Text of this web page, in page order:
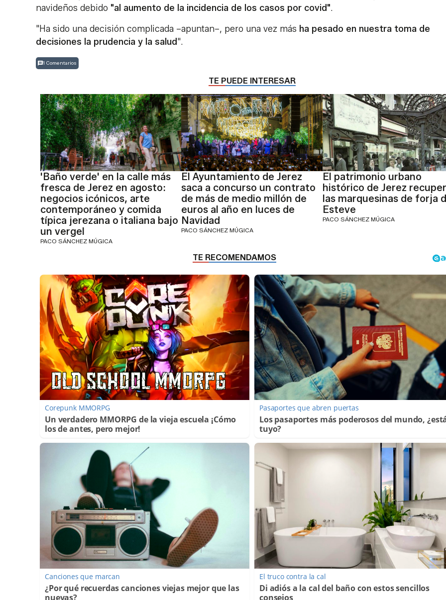
navideños debido "al aumento de la incidencia de los casos por covid".
"Ha sido una decisión complicada –apuntan–, pero una vez más ha pesado en nuestra toma de
decisiones la prudencia y la salud".
1 Comentarios
TE PUEDE INTERESAR
'Baño verde' en la calle más
fresca de Jerez en agosto:
negocios icónicos, arte
contemporáneo y comida
típica jerezana o italiana bajo
un vergel
PACO SÁNCHEZ MÚGICA
El Ayuntamiento de Jerez
saca a concurso un contrato
de más de medio millón de
euros al año en luces de
Navidad
PACO SÁNCHEZ MÚGICA
El patrimonio urbano
histórico de Jerez
las marquesinas de forja
Esteve
PACO SÁNCHEZ MÚGICA
Corepunk MMORPG
Un verdadero MMORPG de la vieja escuela ¡Cómo
los de antes, pero mejor!
Pasaportes que abren puertas
Los pasaportes más poderosos del mundo,
tuyo?
Canciones que marcan
¿Por qué recuerdas canciones viejas mejor que las
nuevas?
El truco contra la cal
Di adiós a la cal del baño con estos sencillos
consejos